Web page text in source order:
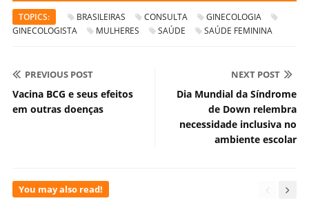
TOPICS: BRASILEIRAS CONSULTA
GINECOLOGIA
GINECOLOGISTA
MULHERES SAÚDE SAÚDE FEMININA
PREVIOUS POST
Vacina BCG e seus efeitos
em outras doenças
NEXT POST
Dia Mundial da Síndrome
de Down relembra
necessidade inclusiva no
ambiente escolar
You may also read!